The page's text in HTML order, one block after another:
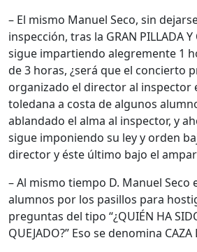
– El mismo Manuel Seco, sin
inspección, tras la GRAN PILLADA Y
sigue impartiendo alegremente 1
de 3 horas, ¿será que el concierto
organizado el director al inspector
toledana a costa de algunos
ablandado el alma al inspector, y
sigue imponiendo su ley y orden
director y éste último bajo el
– Al mismo tiempo D. Manuel Seco
alumnos por los pasillos para
preguntas del tipo “¿QUIÉN HA
QUEJADO?” Eso se denomina CAZA